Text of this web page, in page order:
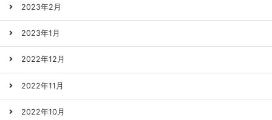
2023年2月
2023年1月
2022年12月
2022年11月
2022年10月